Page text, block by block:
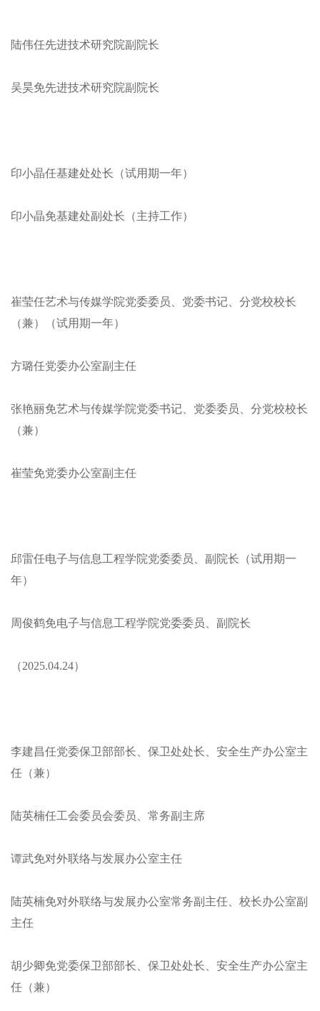
陆伟任先进技术研究院副院长
吴昊免先进技术研究院副院长
印小晶任基建处处长（试用期一年）
印小晶免基建处副处长（主持工作）
崔莹任艺术与传媒学院党委委员、党委书记、分党校校长
（兼）（试用期一年）
方璐任党委办公室副主任
张艳丽免艺术与传媒学院党委书记、党委委员、分党校校长
（兼）
崔莹免党委办公室副主任
邱雷任电子与信息工程学院党委委员、副院长（试用期一
年）
周俊鹤免电子与信息工程学院党委委员、副院长
（2025.04.24）
李建昌任党委保卫部部长、保卫处处长、安全生产办公室主
任（兼）
陆英楠任工会委员会委员、常务副主席
谭武免对外联络与发展办公室主任
陆英楠免对外联络与发展办公室常务副主任、校长办公室副
主任
胡少卿免党委保卫部部长、保卫处处长、安全生产办公室主
任（兼）